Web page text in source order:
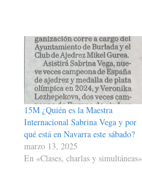
15M ¿Quién es la Maestra
Internacional Sabrina Vega y por
qué está en Navarra este sábado?
marzo 13, 2025
En «Clases, charlas y simultáneas»